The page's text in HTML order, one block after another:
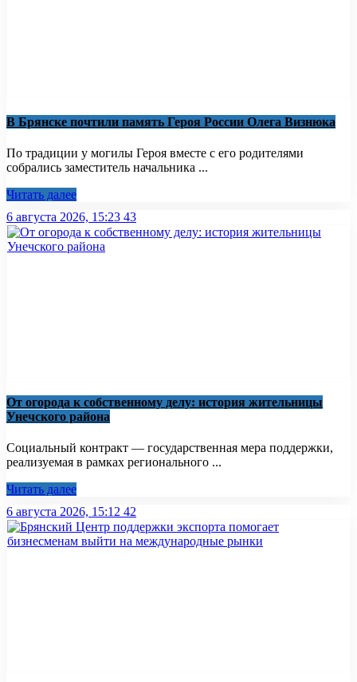
В Брянске почтили память Героя России Олега Визнюка
По традиции у могилы Героя вместе с его родителями
собрались заместитель начальника ...
Читать далее
6 августа 2026, 15:23 43
От огорода к собственному делу: история жительницы
Унечского района
Социальный контракт — государственная мера поддержки,
реализуемая в рамках регионального ...
Читать далее
6 августа 2026, 15:12 42